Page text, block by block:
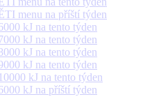
menu na příští týden
kJ na tento týden
kJ na tento týden
kJ na tento týden
kJ na tento týden
kJ na tento týden
kJ na příští týden